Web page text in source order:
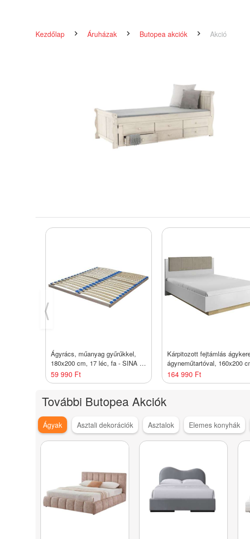
Kezdőlap Áruházak Butopea akciók Akció
⟨
Ágyrács, műanyag gyűrűkkel,
180x200 cm, 17 léc, fa - SINA -
Butopêa
59 990 Ft
Kárpitozott fejtámlás
ágyneműtartóval, 160x200
fehér - TRENDY - Butopêa
164 990 Ft
További Butopea Akciók
Ágyak Asztali dekorációk Asztalok Elemes konyhák